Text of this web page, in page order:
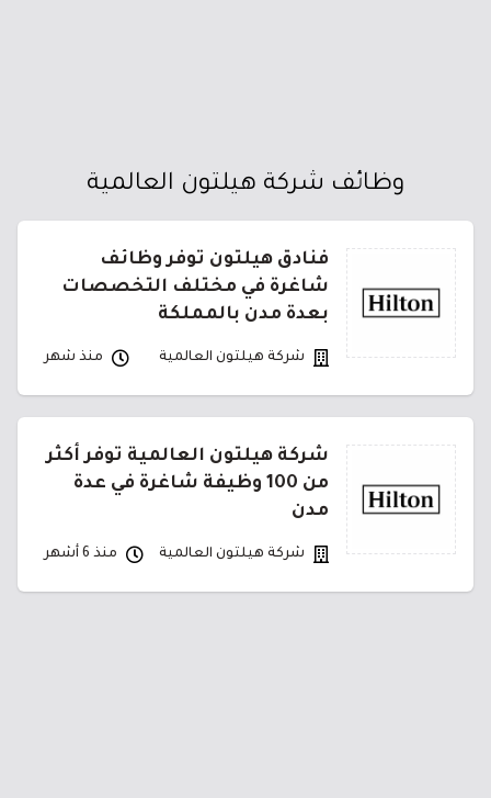
وظائف شركة هيلتون العالمية
فنادق هيلتون توفر وظائف
شاغرة في مختلف التخصصات
بعدة مدن بالمملكة
شركة هيلتون العالمية منذ شهر
شركة هيلتون العالمية توفر أكثر
من 100 وظيفة شاغرة في عدة
مدن
شركة هيلتون العالمية منذ 6 أشهر